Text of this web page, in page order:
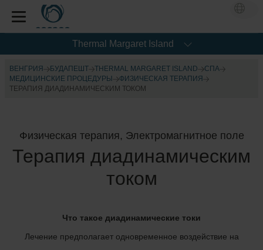
Thermal Margaret Island
ВЕНГРИЯ БУДАПЕШТ THERMAL MARGARET ISLAND
CПА
МЕДИЦИНСКИЕ ПРОЦЕДУРЫ
ФИЗИЧЕСКАЯ ТЕРАПИЯ
ТЕРАПИЯ ДИАДИНАМИЧЕСКИМ ТОКОМ
Физическая терапия, Электромагнитное поле
Терапия диадинамическим
током
Что такое диадинамические токи
Лечение предполагает одновременное воздействие на